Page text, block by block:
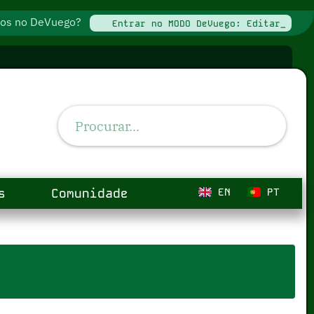
no DeVuego? Entrar no MODO DeVuego: Editar_
Comunidade PT
EN